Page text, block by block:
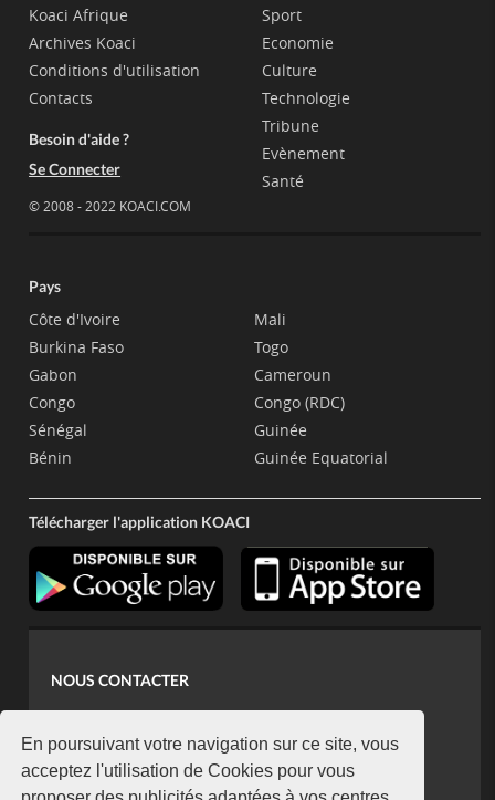
En poursuivant votre navigation sur ce site, vous
acceptez l'utilisation de Cookies pour vous
Koaci Afrique
Archives Koaci
Conditions d'utilisation
Contacts
Besoin d'aide ?
Se Connecter
© 2008 - 2022 KOACI.COM
Sport
Economie
Culture
Technologie
Tribune
Evènement
Santé
Pays
Côte d'Ivoire
Burkina Faso
Gabon
Congo
Sénégal
Bénin
Mali
Togo
Cameroun
Congo (RDC)
Guinée
Guinée Equatorial
Télécharger l'application KOACI
NOUS CONTACTER
koaci@yahoo.fr
+225 07 08 85 52 93